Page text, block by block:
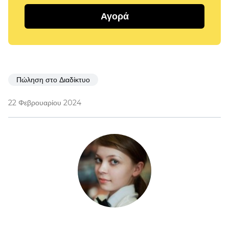
Αγορά
Πώληση στο Διαδίκτυο
22 Φεβρουαρίου 2024